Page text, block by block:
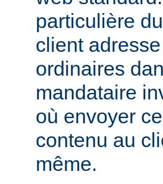
particulière
client
ordinaires
mandataire
où envoyer
contenu au
même.